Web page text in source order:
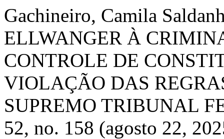
Gachineiro, Camila
ELLWANGER À
CONTROLE DE
VIOLAÇÃO DAS
SUPREMO TRIBUNAL
52, no. 158 (agosto 22,